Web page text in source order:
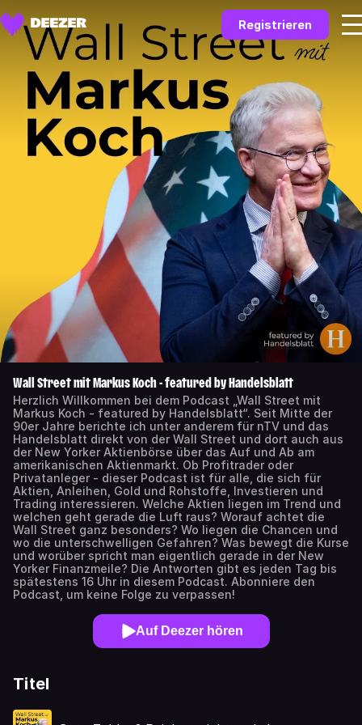
Registrieren
Wall Street mit Markus Koch - featured by Handelsblatt
Herzlich Willkommen bei dem Podcast „Wall Street mit
Markus Koch - featured by Handelsblatt“. Seit Mitte der
90er Jahre berichte ich unter anderem für nTV und das
Handelsblatt direkt von der Wall Street und dort auch aus
der New Yorker Aktienbörse über das Auf und Ab am
amerikanischen Aktienmarkt. Ob Profitrader oder
Privatanleger - dieser Podcast ist für alle, die sich für
Aktien, Anleihen, Gold und Rohstoffe, Investieren und
Trading interessieren. Welche Aktien liegen im Trend und
welchen geht gerade die Luft raus? Worauf achtet die
Wall Street ganz besonders? Wo liegen die Chancen und
wo die unterschwelligen Gefahren? Was bewegt die Kurse
und worüber spricht man eigentlich gerade in der New
Yorker Finanzmeile? Die Antworten gibt es jeden Tag bis
spätestens 16 Uhr in diesem Podcast. Abonniere den
Podcast, um keine Folge zu verpassen!
Auf Deezer hören
Titel